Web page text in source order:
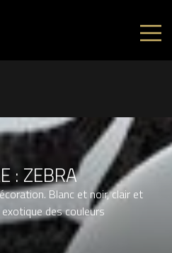
: ZEBRA
Blanc et noir, clair et
des couleurs